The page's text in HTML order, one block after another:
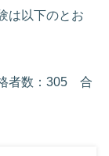
は以下のとお
者数：305 合